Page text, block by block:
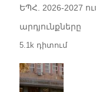
ԵՊՀ. 2026-2027
արդյունքները
5.1k դիտում